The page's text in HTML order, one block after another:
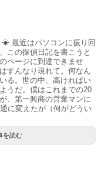
最近はパソコンに振り回
この探偵日記を書こうと
ページに到達できませ
すんなり現れて。何なん
る。世の中、高ければい
うだ。僕はこれまでの20
、第一興商の営業マンに
に変えたが（何がどうい
を読む